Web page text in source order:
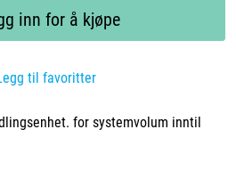
inn for å kjøpe
til favoritter
for systemvolum inntil